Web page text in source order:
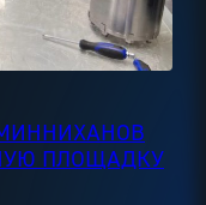
ПЛОЩАДКУ